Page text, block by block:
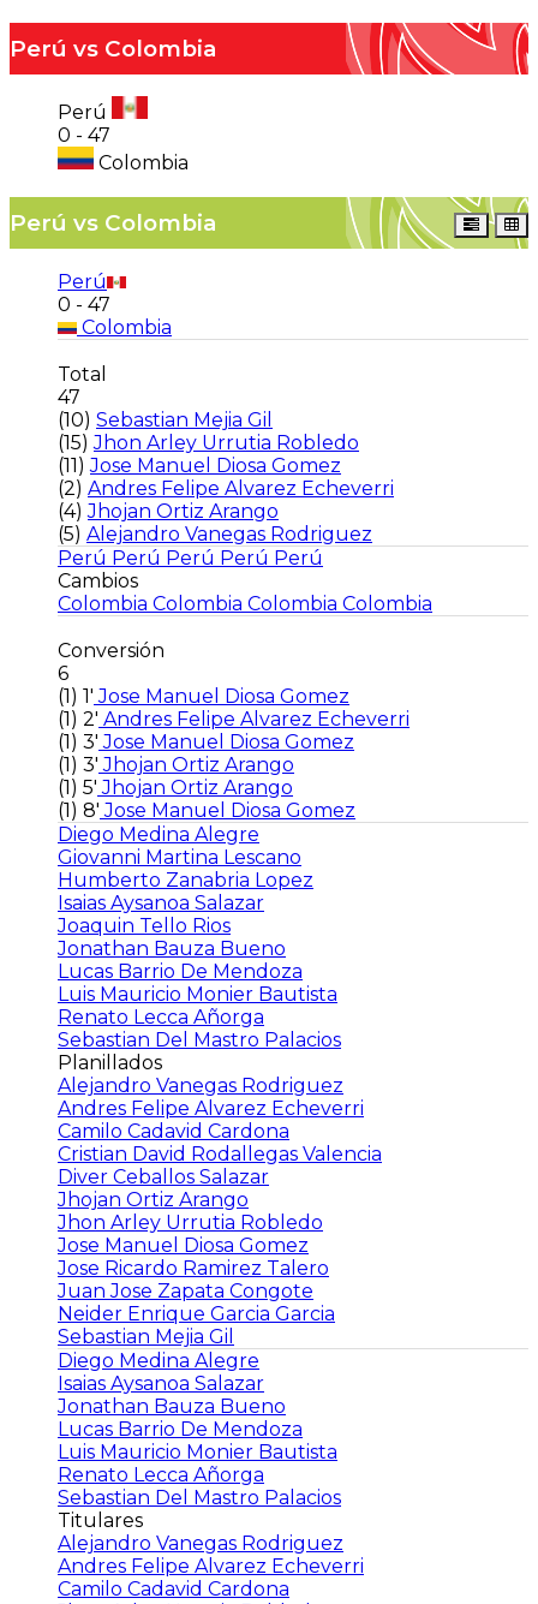
Perú vs Colombia
Perú
0 - 47
Colombia
Perú vs Colombia
Perú
0 - 47
Colombia
Total
47
(10) Sebastian Mejia Gil
(15)Jhon Arley Urrutia Robledo
(11)Jose Manuel Diosa Gomez
(2) Andres Felipe Alvarez Echeverri
(4)Jhojan Ortiz Arango
(5) Alejandro Vanegas Rodriguez
Perú Perú Perú Perú Perú
Cambios
Colombia Colombia Colombia Colombia
Conversión
6
(1) 1' Jose Manuel Diosa Gomez
(1) 2' Andres Felipe Alvarez Echeverri
(1) 3' Jose Manuel Diosa Gomez
(1) 3' Jhojan Ortiz Arango
(1) 5' Jhojan Ortiz Arango
(1) 8' Jose Manuel Diosa Gomez
Diego Medina Alegre
Giovanni Martina Lescano
Humberto Zanabria Lopez
Isaias Aysanoa Salazar
Joaquin Tello Rios
Jonathan Bauza Bueno
Lucas Barrio De Mendoza
Luis Mauricio Monier Bautista
Renato Lecca Añorga
Sebastian Del Mastro Palacios
Planillados
Alejandro Vanegas Rodriguez
Andres Felipe Alvarez Echeverri
Camilo Cadavid Cardona
Cristian David Rodallegas Valencia
Diver Ceballos Salazar
Jhojan Ortiz Arango
Jhon Arley Urrutia Robledo
Jose Manuel Diosa Gomez
Jose Ricardo Ramirez Talero
Juan Jose Zapata Congote
Neider Enrique Garcia Garcia
Sebastian Mejia Gil
Diego Medina Alegre
Isaias Aysanoa Salazar
Jonathan Bauza Bueno
Lucas Barrio De Mendoza
Luis Mauricio Monier Bautista
Renato Lecca Añorga
Sebastian Del Mastro Palacios
Titulares
Alejandro Vanegas Rodriguez
Andres Felipe Alvarez Echeverri
Camilo Cadavid Cardona